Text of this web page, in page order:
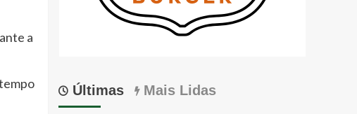
a
Últimas Mais Lidas